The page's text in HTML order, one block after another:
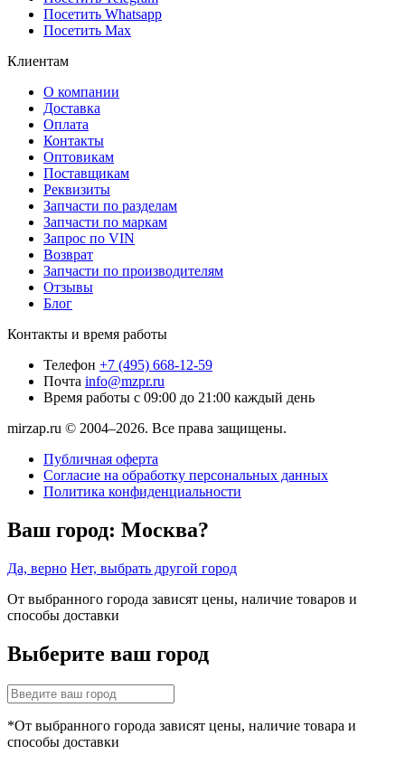
Посетить Whatsapp
Посетить Max
Клиентам
О компании
Доставка
Оплата
Контакты
Оптовикам
Поставщикам
Реквизиты
Запчасти по разделам
Запчасти по маркам
Запрос по VIN
Возврат
Запчасти по производителям
Отзывы
Блог
Контакты и время работы
Телефон +7 (495) 668-12-59
Почта info@mzpr.ru
Время работы с 09:00 до 21:00 каждый день
mirzap.ru © 2004–2026. Все права защищены.
Публичная оферта
Согласие на обработку персональных данных
Политика конфиденциальности
Ваш город: Москва?
Да, верно Нет, выбрать другой город
От выбранного города зависят цены, наличие товаров и
способы доставки
Выберите ваш город
*От выбранного города зависят цены, наличие товара и
способы доставки